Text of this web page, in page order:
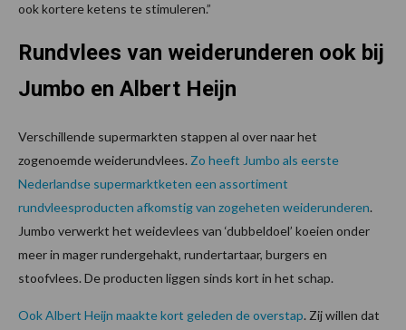
ook kortere ketens te stimuleren.”
Rundvlees van weiderunderen ook bij
Jumbo en Albert Heijn
Verschillende supermarkten stappen al over naar het
zogenoemde weiderundvlees. Zo heeft Jumbo als eerste
Nederlandse supermarktketen een assortiment
rundvleesproducten afkomstig van zogeheten weiderunderen.
Jumbo verwerkt het weidevlees van ‘dubbeldoel’ koeien onder
meer in mager rundergehakt, rundertartaar, burgers en
stoofvlees. De producten liggen sinds kort in het schap.
Ook Albert Heijn maakte kort geleden de overstap. Zij willen dat